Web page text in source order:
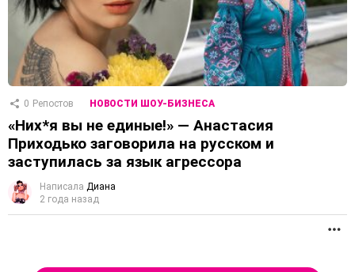
0 Репостов НОВОСТИ ШОУ-БИЗНЕСА
«Них*я вы не единые!» — Анастасия
Приходько заговорила на русском и
заступилась за язык агрессора
Написала Диана
2 года назад